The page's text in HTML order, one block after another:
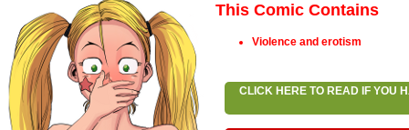
This Comic Contains
Violence and erotism
CLICK HERE TO READ IF YOU